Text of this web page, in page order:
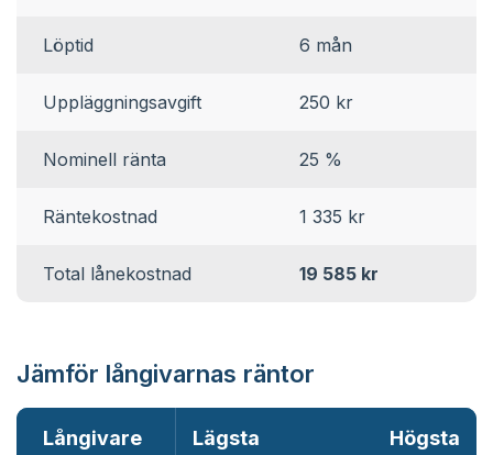
Löptid 6 mån
Uppläggningsavgift 250 kr
Nominell ränta 25 %
Räntekostnad 1 335 kr
Total lånekostnad 19 585 kr
Jämför långivarnas räntor
Långivare Lägsta Högsta